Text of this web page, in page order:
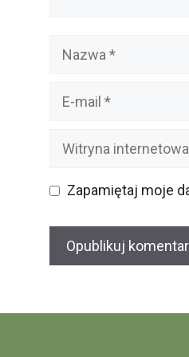
Nazwa
Witryna
Zapamiętaj moje